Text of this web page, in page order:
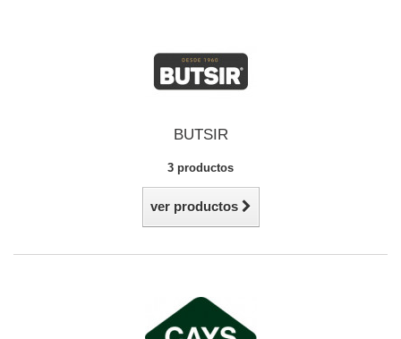
BUTSIR
3 productos
ver productos